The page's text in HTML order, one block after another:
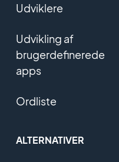
Udviklere
Udvikling af
brugerdefinerede
apps
Ordliste
ALTERNATIVER